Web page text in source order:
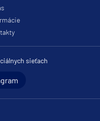
sieťach